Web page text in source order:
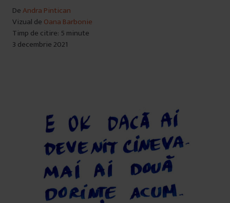
DeAndra Pintican
Vizual de Oana Barbonie
Timp de citire: 5 minute
3 decembrie 2021